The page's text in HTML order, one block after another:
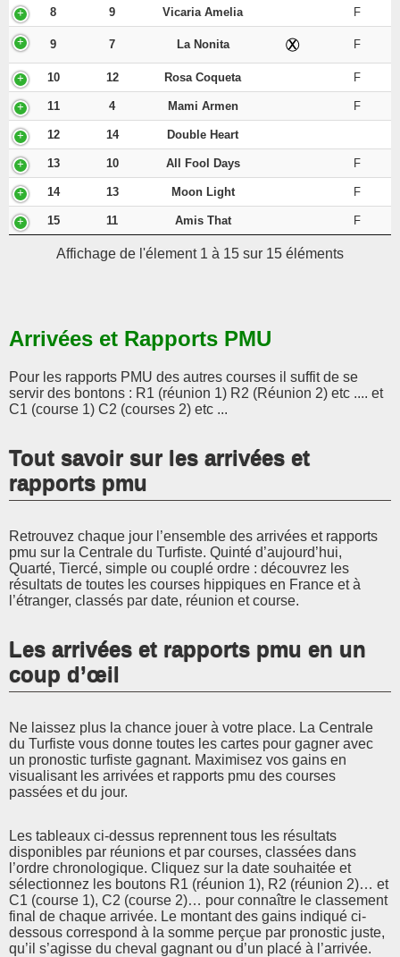
8 9 Vicaria Amelia F
9 7 La Nonita F
10 12 Rosa Coqueta F
11 4 Mami Armen F
12 14 Double Heart
13 10 All Fool Days F
14 13 Moon Light F
15 11 Amis That F
Affichage de l'élement 1 à 15 sur 15 éléments
Arrivées et Rapports PMU
Pour les rapports PMU des autres courses il suffit de se
servir des bontons : R1 (réunion 1) R2 (Réunion 2) etc .... et
C1 (course 1) C2 (courses 2) etc ...
Tout savoir sur les arrivées et
rapports pmu
Retrouvez chaque jour l’ensemble des arrivées et rapports
pmu sur la Centrale du Turfiste. Quinté d’aujourd’hui,
Quarté, Tiercé, simple ou couplé ordre : découvrez les
résultats de toutes les courses hippiques en France et à
l’étranger, classés par date, réunion et course.
Les arrivées et rapports pmu en un
coup d’œil
Ne laissez plus la chance jouer à votre place. La Centrale
du Turfiste vous donne toutes les cartes pour gagner avec
un pronostic turfiste gagnant. Maximisez vos gains en
visualisant les arrivées et rapports pmu des courses
passées et du jour.
Les tableaux ci-dessus reprennent tous les résultats
disponibles par réunions et par courses, classées dans
l’ordre chronologique. Cliquez sur la date souhaitée et
sélectionnez les boutons R1 (réunion 1), R2 (réunion 2)… et
C1 (course 1), C2 (course 2)… pour connaître le classement
final de chaque arrivée. Le montant des gains indiqué ci-
dessous correspond à la somme perçue par pronostic juste,
qu’il s’agisse du cheval gagnant ou d’un placé à l’arrivée.